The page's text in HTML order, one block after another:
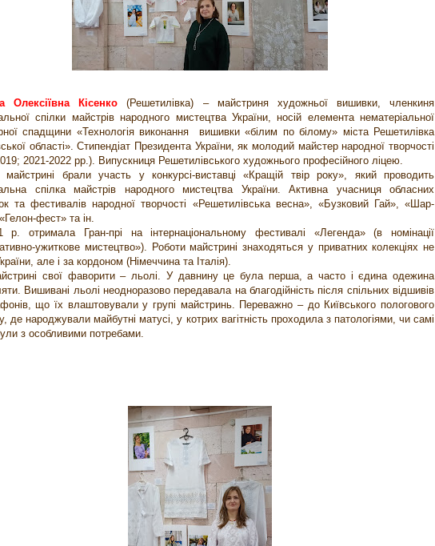
Олексіївна Кісенко (Решетилівка) – майстриня художньої вишивки, членкиня
спілки майстрів народного мистецтва України, носій елемента нематеріальної
спадщини «Технологія виконання вишивки «білим по білому» міста Решетилівка
області». Стипендіат Президента України, як молодий майстер народної творчості
2021-2022 рр.). Випускниця Решетилівського художнього професійного ліцею.
майстрині брали участь у конкурсі-виставці «Кращій твір року», який проводить
спілка майстрів народного мистецтва України. Активна учасниця обласних
та фестивалів народної творчості «Решетилівська весна», «Бузковий Гай», «Шар-
фест» та ін.
р. отримала Гран-прі на інтернаціональному фестивалі «Легенда» (в номінації
ужиткове мистецтво»). Роботи майстрині знаходяться у приватних колекціях не
але і за кордоном (Німеччина та Італія).
свої фаворити – льолі. У давнину це була перша, а часто і єдина одежина
Вишивані льолі неодноразово передавала на благодійність після спільних відшивів
що їх влаштовували у групі майстринь. Переважно – до Київського пологового
де народжували майбутні матусі, у котрих вагітність проходила з патологіями, чи самі
з особливими потребами.